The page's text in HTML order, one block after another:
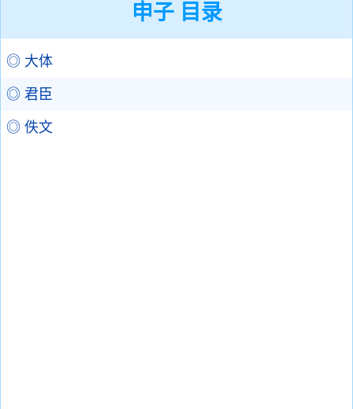
申子 目录
◎ 大体
◎ 君臣
◎ 佚文